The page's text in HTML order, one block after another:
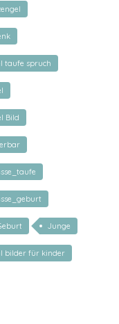
taufe spruch
Bild
Junge
bilder für kinder